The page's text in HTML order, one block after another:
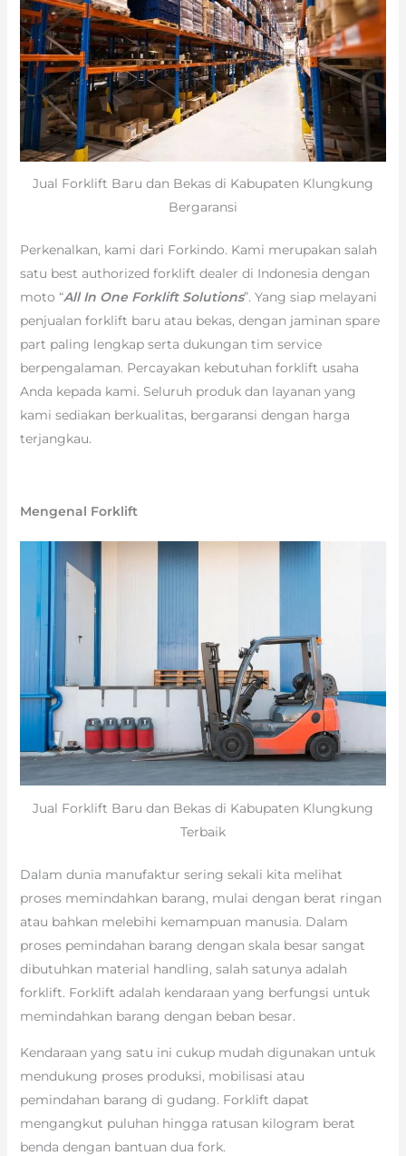
Jual Forklift Baru dan Bekas di Kabupaten Klungkung
Bergaransi
Perkenalkan, kami dari Forkindo. Kami merupakan salah
satu best authorized forklift dealer di Indonesia dengan
moto “All In One Forklift Solutions”. Yang siap melayani
penjualan forklift baru atau bekas, dengan jaminan spare
part paling lengkap serta dukungan tim service
berpengalaman. Percayakan kebutuhan forklift usaha
Anda kepada kami. Seluruh produk dan layanan yang
kami sediakan berkualitas, bergaransi dengan harga
terjangkau.
Mengenal Forklift
Jual Forklift Baru dan Bekas di Kabupaten Klungkung
Terbaik
Dalam dunia manufaktur sering sekali kita melihat
proses memindahkan barang, mulai dengan berat ringan
atau bahkan melebihi kemampuan manusia. Dalam
proses pemindahan barang dengan skala besar sangat
dibutuhkan material handling, salah satunya adalah
forklift. Forklift adalah kendaraan yang berfungsi untuk
memindahkan barang dengan beban besar.
Kendaraan yang satu ini cukup mudah digunakan untuk
mendukung proses produksi, mobilisasi atau
pemindahan barang di gudang. Forklift dapat
mengangkut puluhan hingga ratusan kilogram berat
benda dengan bantuan dua fork.